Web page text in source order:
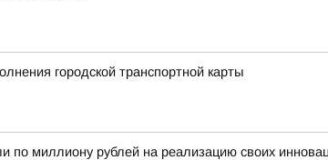
городской транспортной карты
по миллиону рублей на реализацию своих